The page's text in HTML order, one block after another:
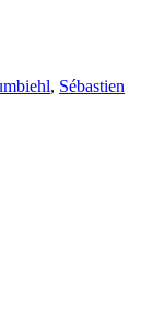
, Sébastien